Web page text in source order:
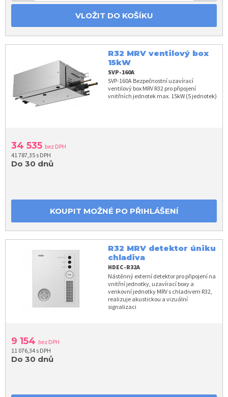
VLOŽIT DO KOŠÍKU
R32 MRV ventilový box
15kW
SVP-160A
SVP-160A Bezpečnostní uzavírací
ventilový box MRV R32 pro připojení
vnitřních jednotek max. 15kW (5 jednotek)
34 535 bez DPH
41 787,35 s DPH
Do 30 dnů
KOUPIT MOŽNÉ PO PŘIHLÁŠENÍ
R32 MRV detektor úniku
chladiva
HDEC-R32A
Nástěnný externí detektor pro připojení na
vnitřní jednotky, uzavírací boxy a
venkovní jednotky MRV s chladivem R32,
realizuje akustickou a vizuální
signalizaci
9 154 bez DPH
11 076,34 s DPH
Do 30 dnů